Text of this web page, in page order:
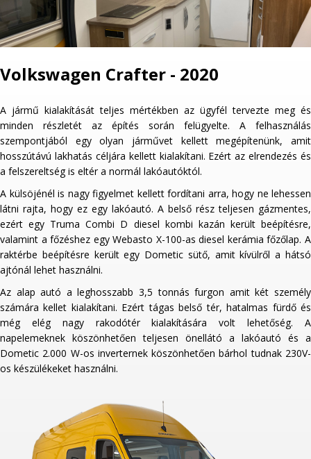
Volkswagen Crafter - 2020
A jármű kialakítását teljes mértékben az ügyfél tervezte meg és
minden részletét az építés során felügyelte. A felhasználás
szempontjából egy olyan járművet kellett megépítenünk, amit
hosszútávú lakhatás céljára kellett kialakítani. Ezért az elrendezés és
a felszereltség is eltér a normál lakóautóktól.
A külsöjénél is nagy figyelmet kellett fordítani arra, hogy ne lehessen
látni rajta, hogy ez egy lakóautó. A belső rész teljesen gázmentes,
ezért egy Truma Combi D diesel kombi kazán került beépítésre,
valamint a főzéshez egy Webasto X-100-as diesel kerámia főzőlap. A
raktérbe beépítésre került egy Dometic sütő, amit kívülről a hátsó
ajtónál lehet használni.
Az alap autó a leghosszabb 3,5 tonnás furgon amit két személy
számára kellet kialakítani. Ezért tágas belső tér, hatalmas fürdő és
még elég nagy rakodótér kialakítására volt lehetőség. A
napelemeknek köszönhetően teljesen önellátó a lakóautó és a
Dometic 2.000 W-os inverternek köszönhetően bárhol tudnak 230V-
os készülékeket használni.